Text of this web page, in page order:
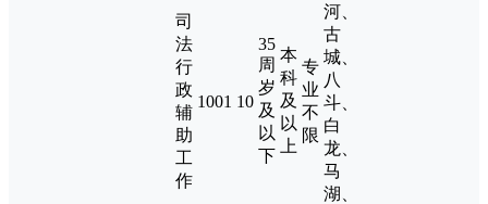
司
法
行
政
辅
助
工
作
1001 10
35
周
岁
及
以
下
本
科
及
以
上
专
业
不
限
河、
古
城、
八
斗、
白
龙、
马
湖、